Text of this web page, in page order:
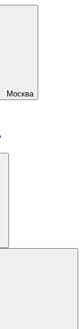
Москва